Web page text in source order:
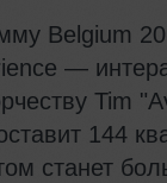
Belgium
—
Tim
144
станет